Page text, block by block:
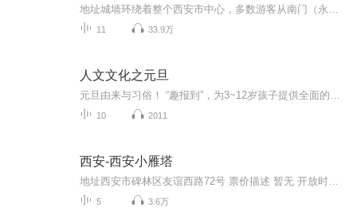
11 33.9万
人文文化之元旦
10 2011
西安-西安小雁塔
5 3.6万